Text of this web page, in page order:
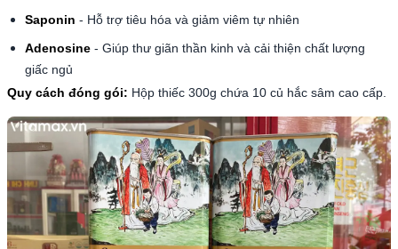
Saponin - Hỗ trợ tiêu hóa và giảm viêm tự nhiên
Adenosine - Giúp thư giãn thần kinh và cải thiện chất lượng
giấc ngủ
Quy cách đóng gói: Hộp thiếc 300g chứa 10 củ hắc sâm cao cấp.